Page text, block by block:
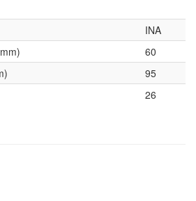
INA
60
95
26